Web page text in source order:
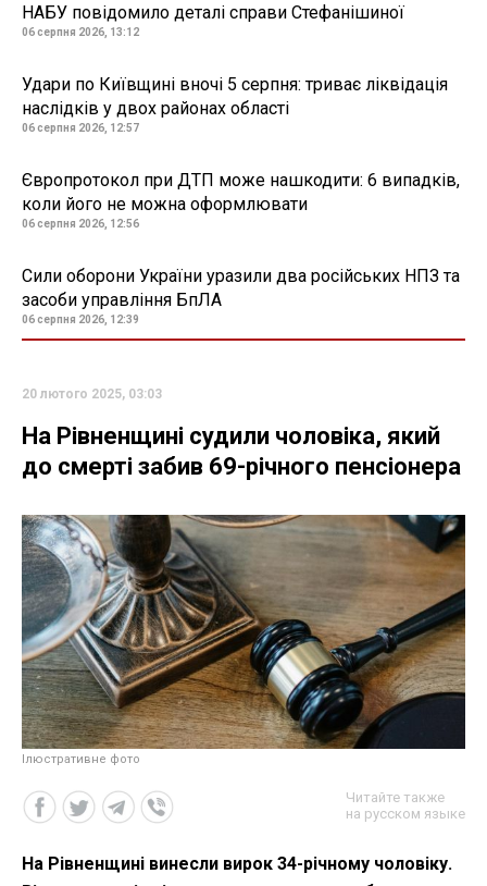
НАБУ повідомило деталі справи Стефанішиної
06 серпня 2026, 13:12
Удари по Київщині вночі 5 серпня: триває ліквідація
наслідків у двох районах області
06 серпня 2026, 12:57
Європротокол при ДТП може нашкодити: 6 випадків,
коли його не можна оформлювати
06 серпня 2026, 12:56
Сили оборони України уразили два російських НПЗ та
засоби управління БпЛА
06 серпня 2026, 12:39
20 лютого 2025, 03:03
На Рівненщині судили чоловіка, який
до смерті забив 69-річного пенсіонера
Ілюстративне фото
Читайте также
на русском языке
На Рівненщині винесли вирок 34-річному чоловіку.